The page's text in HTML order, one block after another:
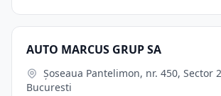
AUTO MARCUS GRUP SA
Bucuresti